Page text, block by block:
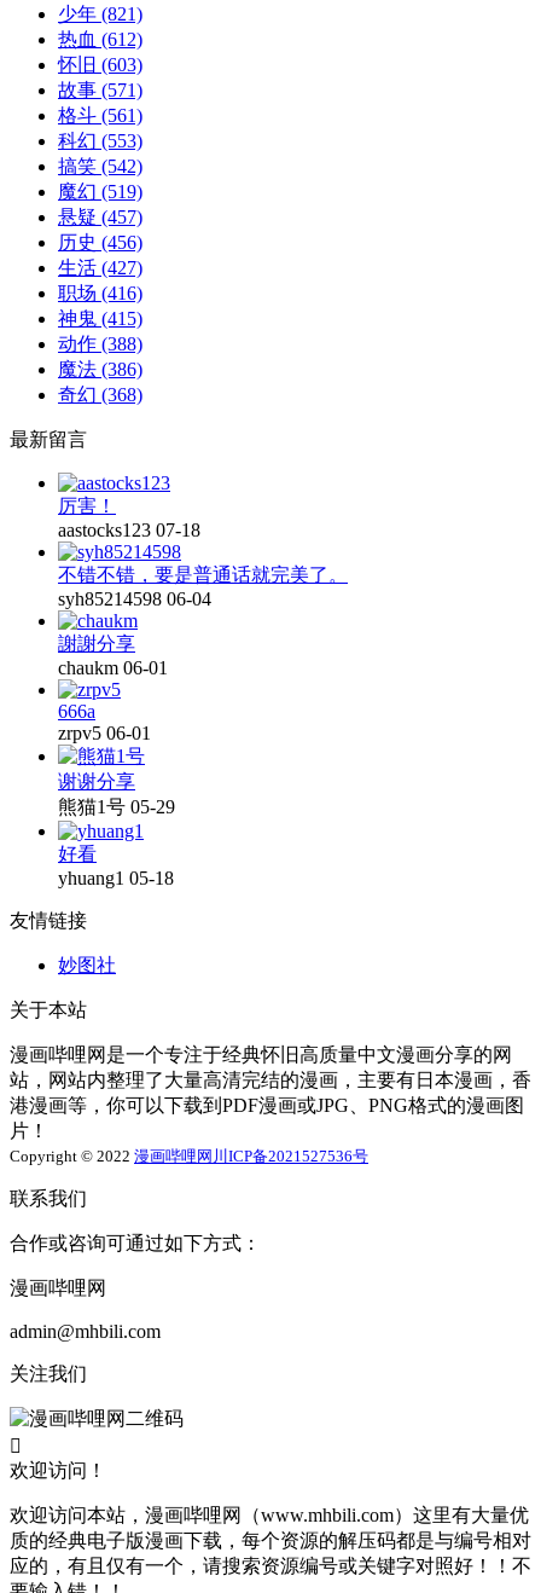
少年 (821)
热血 (612)
怀旧 (603)
故事 (571)
格斗 (561)
科幻 (553)
搞笑 (542)
魔幻 (519)
悬疑 (457)
历史 (456)
生活 (427)
职场 (416)
神鬼 (415)
动作 (388)
魔法 (386)
奇幻 (368)
最新留言
厉害！
aastocks123 07-18
不错不错，要是普通话就完美了。
syh85214598 06-04
謝謝分享
chaukm 06-01
666a
zrpv5 06-01
谢谢分享
熊猫1号 05-29
好看
yhuang1 05-18
友情链接
妙图社
关于本站
漫画哔哩网是一个专注于经典怀旧高质量中文漫画分享的网
站，网站内整理了大量高清完结的漫画，主要有日本漫画，香
港漫画等，你可以下载到PDF漫画或JPG、PNG格式的漫画图
片！
Copyright © 2022 漫画哔哩网 川ICP备2021527536号
联系我们
合作或咨询可通过如下方式：
漫画哔哩网
admin@mhbili.com
关注我们

欢迎访问！
欢迎访问本站，漫画哔哩网（www.mhbili.com）这里有大量优
质的经典电子版漫画下载，每个资源的解压码都是与编号相对
应的，有且仅有一个，请搜索资源编号或关键字对照好！！不